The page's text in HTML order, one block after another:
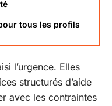
tous les profils
l’urgence. Elles
structurés d’aide
avec les contraintes